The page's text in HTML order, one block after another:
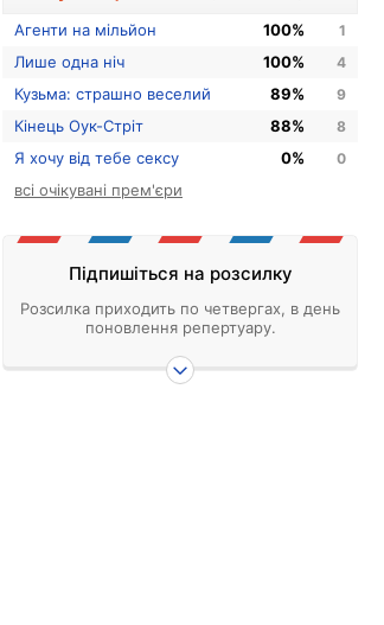
Агенти на мільйон 100% 1
Лише одна ніч 100% 4
Кузьма: страшно веселий 89% 9
Кінець Оук-Стріт 88% 8
Я хочу від тебе сексу 0% 0
всі очікувані прем'єри
Підпишіться на розсилку
Розсилка приходить по четвергах, в день
поновлення репертуару.